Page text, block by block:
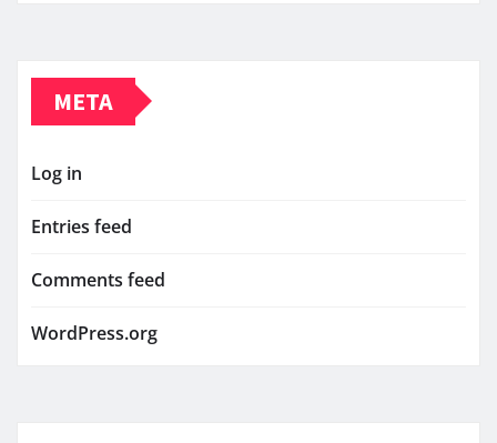
META
Log in
Entries feed
Comments feed
WordPress.org